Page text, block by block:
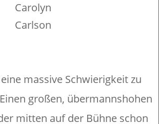
Carolyn
Carlson
massive Schwierigkeit zu
großen, übermannshohen
mitten auf der Bühne schon